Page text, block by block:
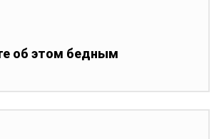
об этом бедным